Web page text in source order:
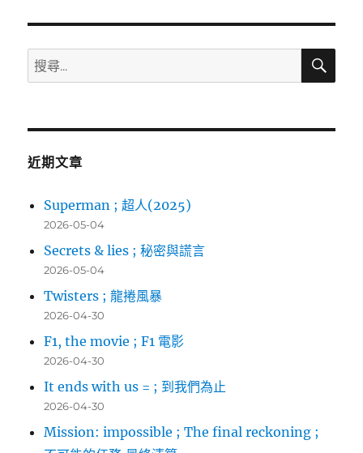
搜
尋
鍵
搜
近期文章
Superman ; 超人(2025)
2026-05-04
Secrets & lies ; 秘密與謊言
2026-05-04
Twisters ; 龍捲風暴
2026-04-30
F1, the movie ; F1 電影
2026-04-30
It ends with us = ; 到我們為止
2026-04-30
Mission: impossible ; The final reckoning ;